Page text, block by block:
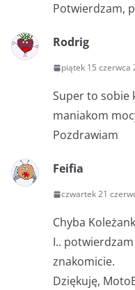
Potwierdzam,
Rodrig
piątek 15 czerwca
Super to sobie
maniakom
Pozdrawiam
Feifia
czwartek 21
Chyba
I..
znakomicie.
Dziękuję,